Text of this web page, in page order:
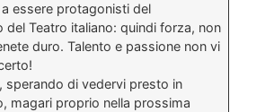
essere protagonisti del
del Teatro italiano: quindi forza, non
duro. Talento e passione non vi
sperando di vedervi presto in
magari proprio nella prossima